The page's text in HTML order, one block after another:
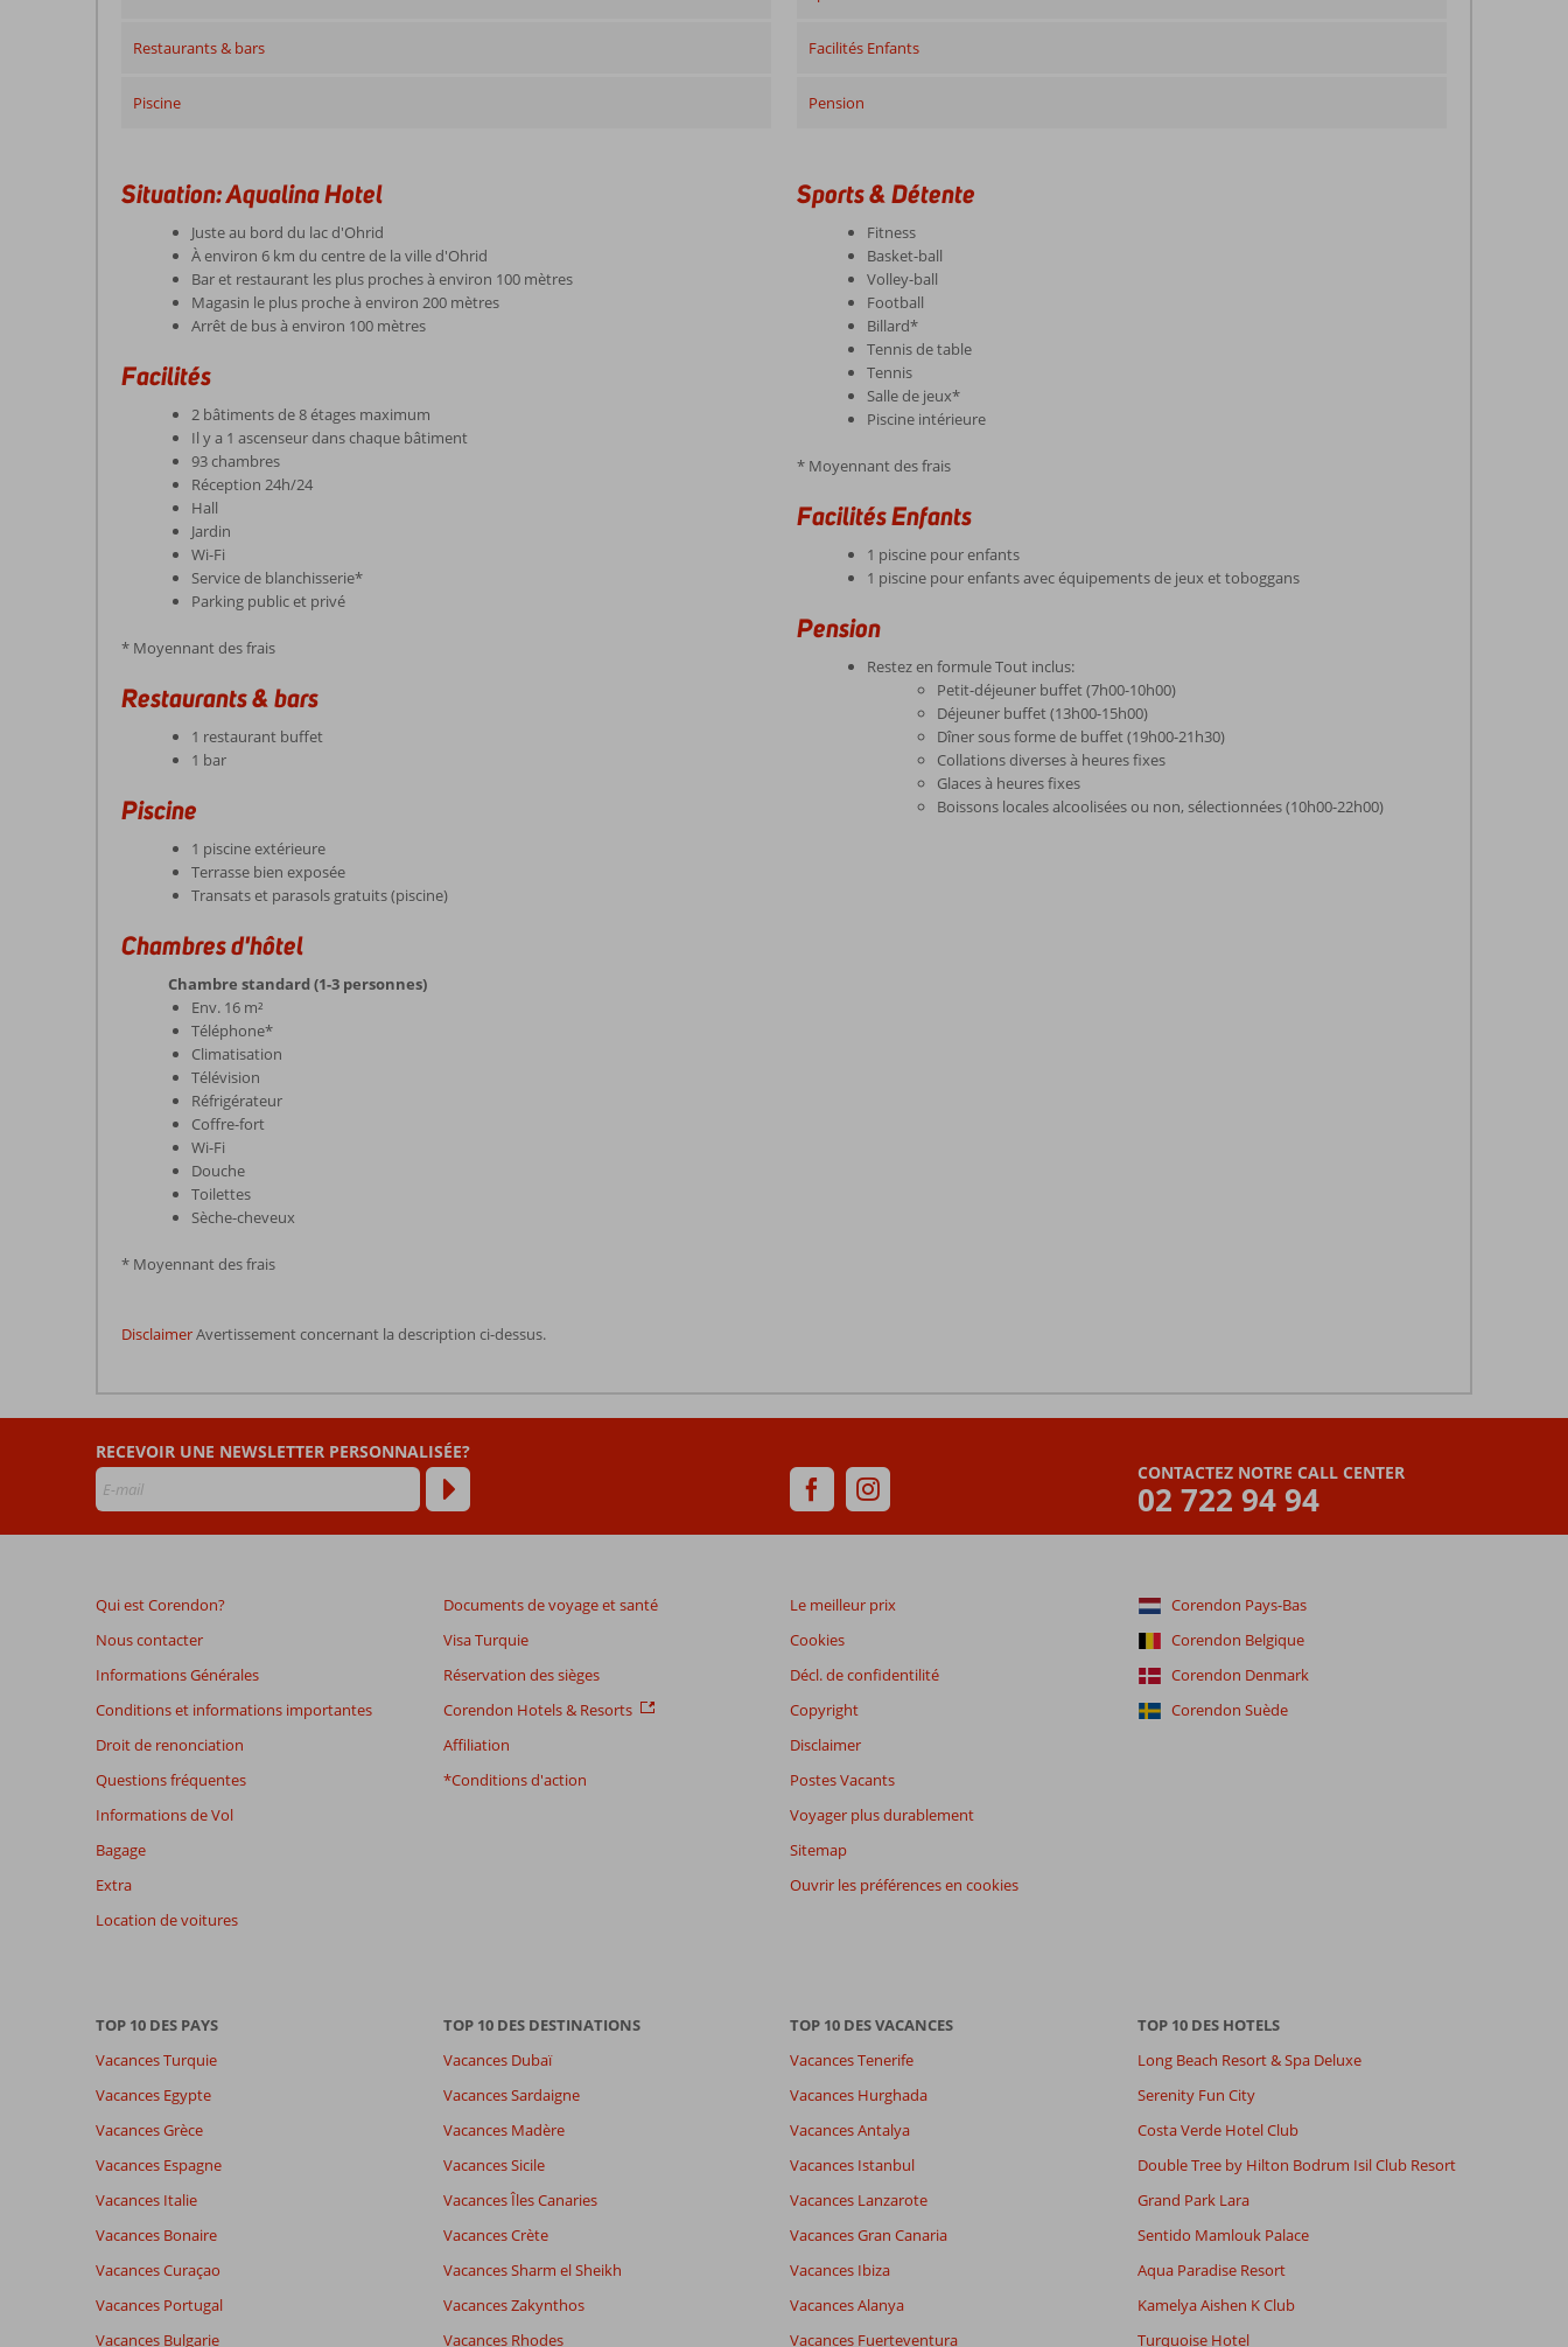
Restaurants & bars
Piscine
Facilités Enfants
Pension
Situation: Aqualina Hotel
Juste au bord du lac d'Ohrid
À environ 6 km du centre de la ville d'Ohrid
Bar et restaurant les plus proches à environ 100 mètres
Magasin le plus proche à environ 200 mètres
Arrêt de bus à environ 100 mètres
Facilités
2 bâtiments de 8 étages maximum
Il y a 1 ascenseur dans chaque bâtiment
93 chambres
Réception 24h/24
Hall
Jardin
Wi-Fi
Service de blanchisserie*
Parking public et privé
* Moyennant des frais
Restaurants & bars
1 restaurant buffet
1 bar
Piscine
1 piscine extérieure
Terrasse bien exposée
Transats et parasols gratuits (piscine)
Chambres d'hôtel
Chambre standard (1-3 personnes)
Env. 16 m²
Téléphone*
Climatisation
Télévision
Réfrigérateur
Coffre-fort
Wi-Fi
Douche
Toilettes
Sèche-cheveux
* Moyennant des frais
Sports & Détente
Fitness
Basket-ball
Volley-ball
Football
Billard*
Tennis de table
Tennis
Salle de jeux*
Piscine intérieure
* Moyennant des frais
Facilités Enfants
1 piscine pour enfants
1 piscine pour enfants avec équipements de jeux et toboggans
Pension
Restez en formule Tout inclus:
Petit-déjeuner buffet (7h00-10h00)
Déjeuner buffet (13h00-15h00)
Dîner sous forme de buffet (19h00-21h30)
Collations diverses à heures fixes
Glaces à heures fixes
Boissons locales alcoolisées ou non, sélectionnées (10h00-22h00)
DisclaimerAvertissement concernant la description ci-dessus.
écrits
par
nos
dans
Aqualina
Les
avis
de
plus
sont
de
la
pertinence
avis
présentés.
savoir
plus
nos
avis.
CONTACTEZ NOTRE CALL CENTER
02 722 94 94
RECEVOIR UNE NEWSLETTER PERSONNALISÉE?
Qui est Corendon?
Nous contacter
Informations Générales
Conditions et informations importantes
Droit de renonciation
Questions fréquentes
Informations de Vol
Bagage
Extra
Location de voitures
Documents de voyage et santé
Visa Turquie
Réservation des sièges
Corendon Hotels & Resorts
Affiliation
*Conditions d'action
Le meilleur prix
Cookies
Décl. de confidentilité
Copyright
Disclaimer
Postes Vacants
Voyager plus durablement
Sitemap
Ouvrir les préférences en cookies
Corendon Pays-Bas
Corendon Belgique
Corendon Denmark
Corendon Suède
TOP 10 DES PAYS
Vacances Turquie
Vacances Egypte
Vacances Grèce
Vacances Espagne
Vacances Italie
Vacances Bonaire
Vacances Curaçao
Vacances Portugal
Vacances Bulgarie
TOP 10 DES DESTINATIONS
Vacances Dubaï
Vacances Sardaigne
Vacances Madère
Vacances Sicile
Vacances Îles Canaries
Vacances Crète
Vacances Sharm el Sheikh
Vacances Zakynthos
Vacances Rhodes
TOP 10 DES VACANCES
Vacances Tenerife
Vacances Hurghada
Vacances Antalya
Vacances Istanbul
Vacances Lanzarote
Vacances Gran Canaria
Vacances Ibiza
Vacances Alanya
Vacances Fuerteventura
TOP 10 DES HOTELS
Long Beach Resort & Spa Deluxe
Serenity Fun City
Costa Verde Hotel Club
Double Tree by Hilton Bodrum Isil Club Resort
Grand Park Lara
Sentido Mamlouk Palace
Aqua Paradise Resort
Kamelya Aishen K Club
Turquoise Hotel